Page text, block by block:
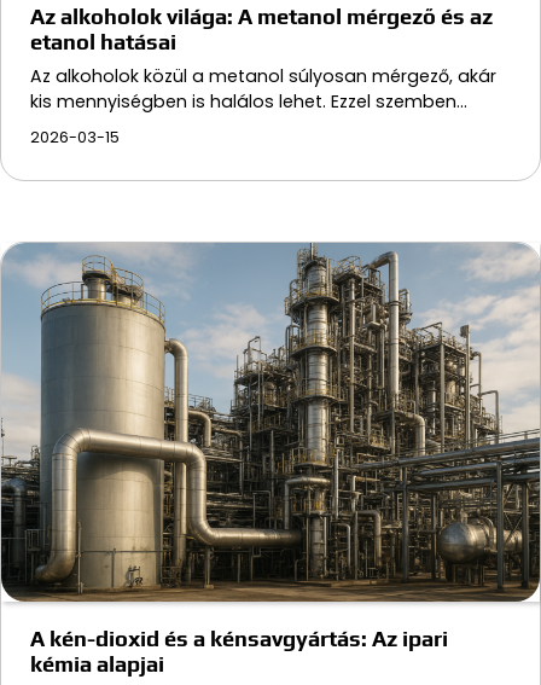
Az alkoholok világa: A metanol mérgező és az
etanol hatásai
Az alkoholok közül a metanol súlyosan mérgező, akár
kis mennyiségben is halálos lehet. Ezzel szemben…
2026-03-15
A kén-dioxid és a kénsavgyártás: Az ipari
kémia alapjai